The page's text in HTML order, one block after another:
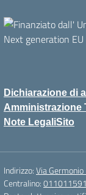
Dichiarazione di
Amministrazione
Note LegaliSito
Indirizzo:Via
Centralino: